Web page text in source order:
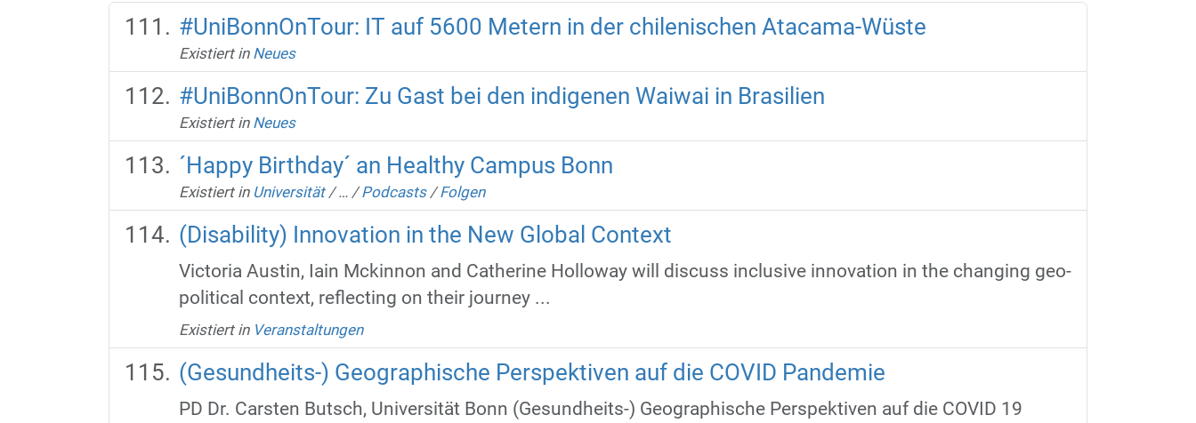
#UniBonnOnTour: IT auf 5600 Metern in der chilenischen Atacama-Wüste
Existiert in Neues
#UniBonnOnTour: Zu Gast bei den indigenen Waiwai in Brasilien
Existiert in Neues
´Happy Birthday´ an Healthy Campus Bonn
Existiert in Universität /… /Podcasts /Folgen
(Disability) Innovation in the New Global Context
Victoria Austin, Iain Mckinnon and Catherine Holloway will discuss inclusive innovation in the changing geo-
political context, reflecting on their journey ...
Existiert in Veranstaltungen
(Gesundheits-) Geographische Perspektiven auf die COVID Pandemie
PD Dr. Carsten Butsch, Universität Bonn (Gesundheits-) Geographische Perspektiven auf die COVID 19